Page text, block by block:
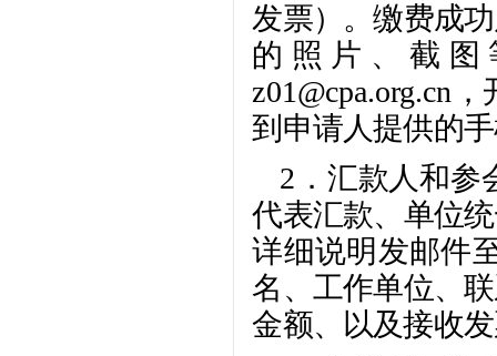
发票）。缴费成
的照片、截
z01@cpa.org.cn
到申请人提供的
2．汇款人和参
代表汇款、单位
详细说明发邮件
名、工作单位、
金额、以及接收